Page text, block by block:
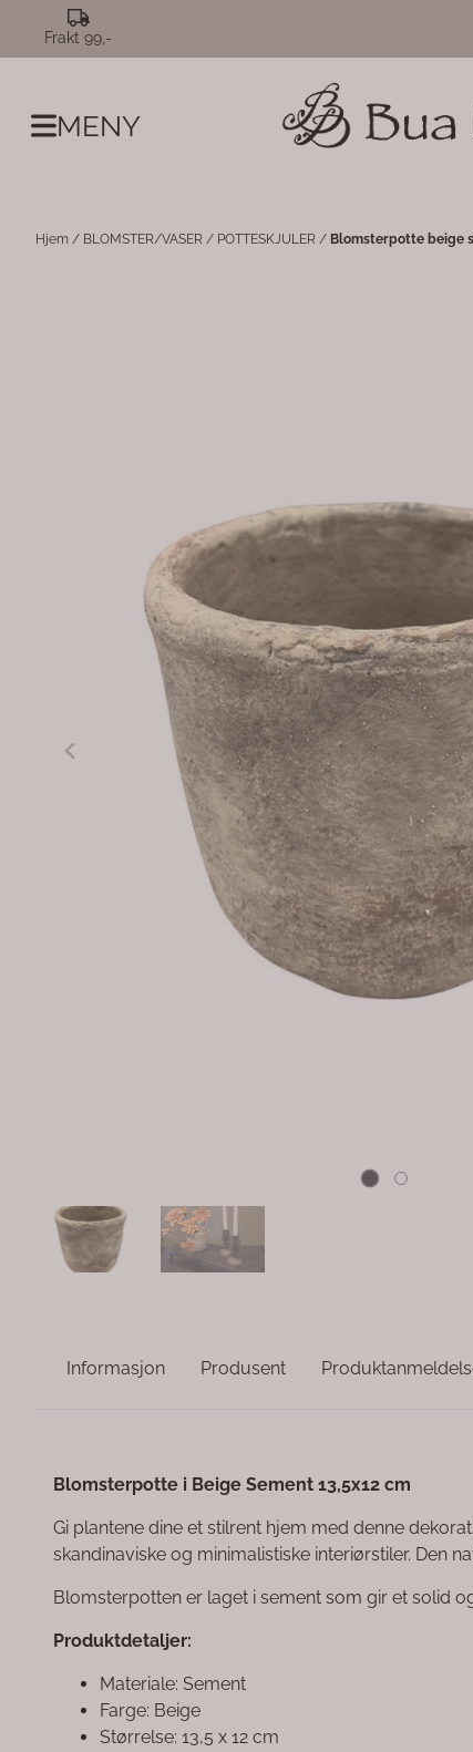
Hopp til innhold
Frakt 99,-
MENY
Hjem / BLOMSTER/VASER / POTTESKJULER / Blomsterpotte beige
Informasjon Produsent
Blomsterpotte i Beige Sement 13,5x12 cm
Gi plantene dine et stilrent hjem med denne
skandinaviske og minimalistiske interiørstiler. Den
Blomsterpotten er laget i sement som gir et solid
Produktdetaljer:
Materiale: Sement
Farge: Beige
Størrelse: 13,5 x 12 cm